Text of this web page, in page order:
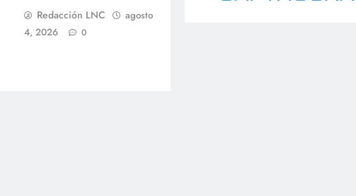
Redacción LNC
agosto
4, 2026
0